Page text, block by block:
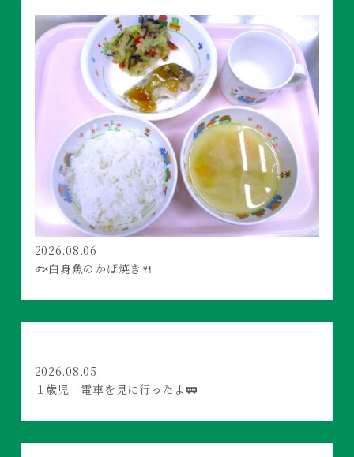
2026.08.06
🐟白身魚のかば焼き🍴
2026.08.05
１歳児 電車を見に行ったよ🚃